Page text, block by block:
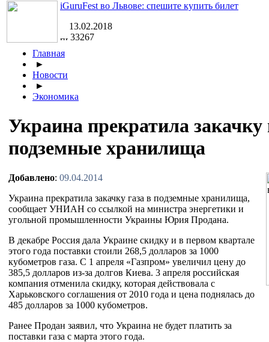
iGuruFest во Львове: спешите купить билет
13.02.2018
33267
Главная
►
Новости
►
Экономика
Украина прекратила закачку
подземные хранилища
Добавлено: 09.04.2014
Украина прекратила закачку газа в подземные хранилища,
сообщает УНИАН со ссылкой на министра энергетики и
угольной промышленности Украины Юрия Продана.
В декабре Россия дала Украине скидку и в первом квартале
этого года поставки стоили 268,5 долларов за 1000
кубометров газа. С 1 апреля «Газпром» увеличил цену до
385,5 долларов из-за долгов Киева. 3 апреля российская
компания отменила скидку, которая действовала с
Харьковского соглашения от 2010 года и цена поднялась до
485 долларов за 1000 кубометров.
Ранее Продан заявил, что Украина не будет платить за
поставки газа с марта этого года.